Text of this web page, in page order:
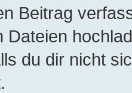
Beitrag
Dateien
du dir nicht